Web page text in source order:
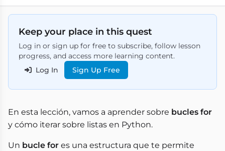
Keep your place in this quest
Log in or sign up for free to subscribe, follow lesson
progress, and access more learning content.
Log In
Sign Up Free
En esta lección, vamos a aprender sobre bucles for
y cómo iterar sobre listas en Python.
Un bucle for es una estructura que te permite